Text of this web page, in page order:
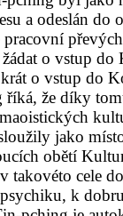
a odeslán do
pracovní
o vstup do
o vstup do
že díky
jako
obětí
cele
k